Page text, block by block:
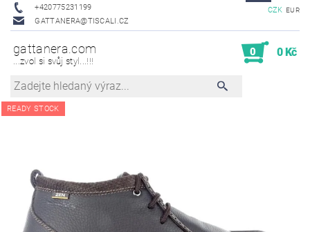
+420775231199
GATTANERA@TISCALI.CZ
CZK EUR
gattanera.com
...zvol si svůj styl...!!!
0 0 Kč
READY STOCK